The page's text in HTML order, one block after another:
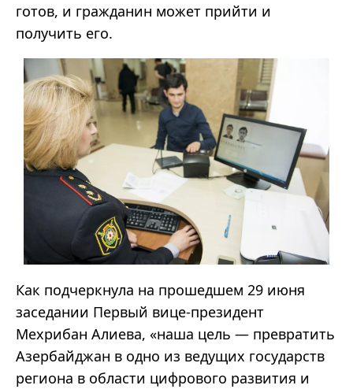
готов, и гражданин может прийти и
получить его.
Как подчеркнула на прошедшем 29 июня
заседании Первый вице-президент
Мехрибан Алиева, «наша цель — превратить
Азербайджан в одно из ведущих государств
региона в области цифрового развития и